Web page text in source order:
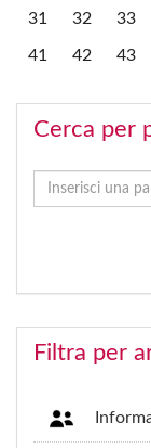
31 32 33
41 42 43
Cerca per
Filtra per